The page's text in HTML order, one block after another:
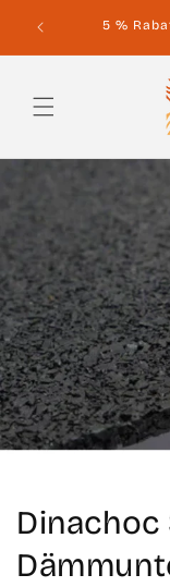
zum
5 %
Dinachoc